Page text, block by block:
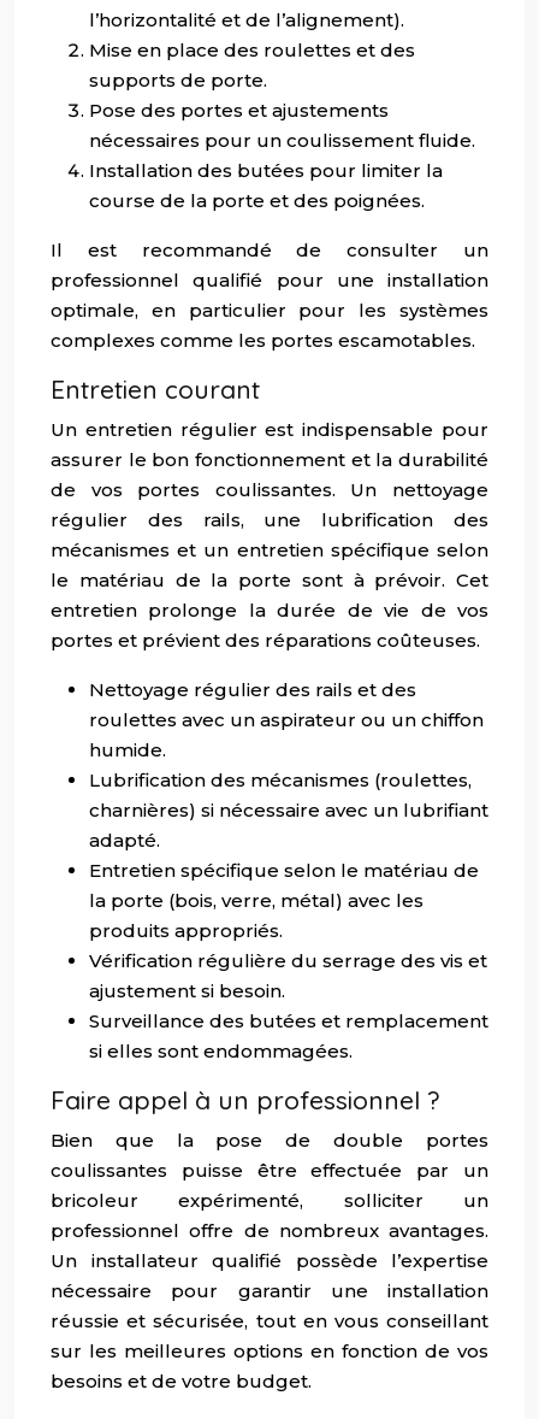
l’horizontalité et de l’alignement).
Mise en place des roulettes et des
supports de porte.
Pose des portes et ajustements
nécessaires pour un coulissement fluide.
Installation des butées pour limiter la
course de la porte et des poignées.
Il est recommandé de consulter un
professionnel qualifié pour une installation
optimale, en particulier pour les systèmes
complexes comme les portes escamotables.
Entretien courant
Un entretien régulier est indispensable pour
assurer le bon fonctionnement et la durabilité
de vos portes coulissantes. Un nettoyage
régulier des rails, une lubrification des
mécanismes et un entretien spécifique selon
le matériau de la porte sont à prévoir. Cet
entretien prolonge la durée de vie de vos
portes et prévient des réparations coûteuses.
Nettoyage régulier des rails et des
roulettes avec un aspirateur ou un chiffon
humide.
Lubrification des mécanismes (roulettes,
charnières) si nécessaire avec un lubrifiant
adapté.
Entretien spécifique selon le matériau de
la porte (bois, verre, métal) avec les
produits appropriés.
Vérification régulière du serrage des vis et
ajustement si besoin.
Surveillance des butées et remplacement
si elles sont endommagées.
Faire appel à un professionnel ?
Bien que la pose de double portes
coulissantes puisse être effectuée par un
bricoleur expérimenté, solliciter un
professionnel offre de nombreux avantages.
Un installateur qualifié possède l’expertise
nécessaire pour garantir une installation
réussie et sécurisée, tout en vous conseillant
sur les meilleures options en fonction de vos
besoins et de votre budget.